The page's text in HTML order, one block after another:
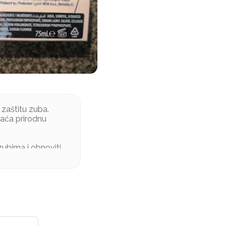
zuba.
prirodnu
i obnoviti